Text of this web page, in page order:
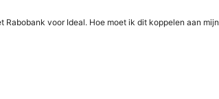
voor Ideal. Hoe moet ik dit koppelen aan mijn